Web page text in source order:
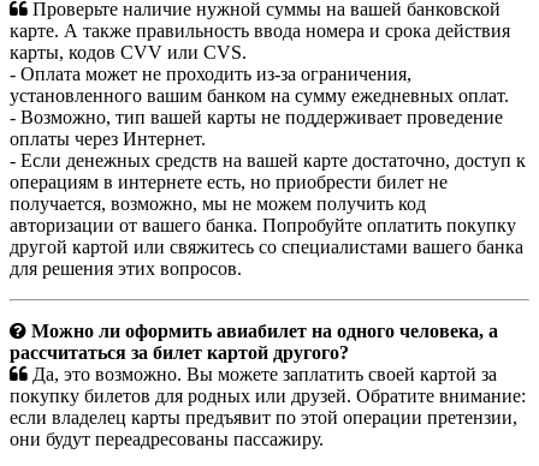
Проверьте наличие нужной суммы на вашей банковской
карте. А также правильность ввода номера и срока действия
карты, кодов CVV или CVS.
- Оплата может не проходить из-за ограничения,
установленного вашим банком на сумму ежедневных оплат.
- Возможно, тип вашей карты не поддерживает проведение
оплаты через Интернет.
- Если денежных средств на вашей карте достаточно, доступ к
операциям в интернете есть, но приобрести билет не
получается, возможно, мы не можем получить код
авторизации от вашего банка. Попробуйте оплатить покупку
другой картой или свяжитесь со специалистами вашего банка
для решения этих вопросов.
Можно ли оформить авиабилет на одного человека, а
рассчитаться за билет картой другого?
Да, это возможно. Вы можете заплатить своей картой за
покупку билетов для родных или друзей. Обратите внимание:
если владелец карты предъявит по этой операции претензии,
они будут переадресованы пассажиру.